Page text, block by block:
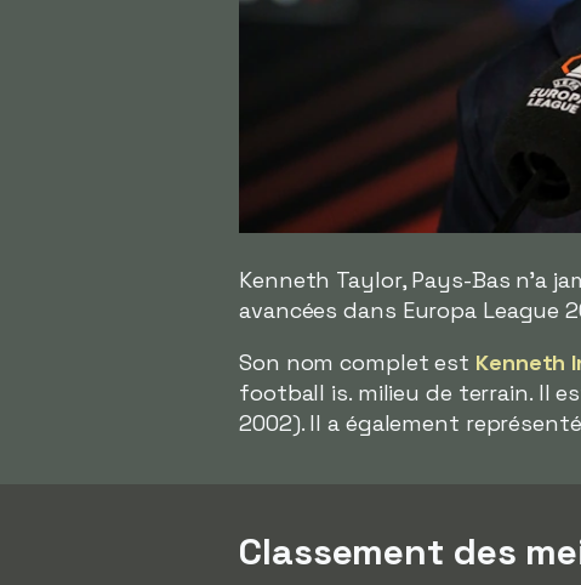
Kenneth Taylor, Pays-Bas n'a
avancées dans Europa League
Son nom complet est Kenneth
football is. milieu de terrain. Il
2002). Il a également
Classement des